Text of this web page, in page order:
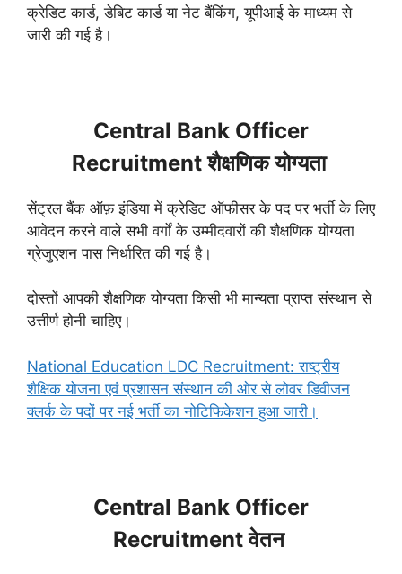
क्रेडिट कार्ड, डेबिट कार्ड या नेट बैंकिंग, यूपीआई के माध्यम से
जारी की गई है।
Central Bank Officer
Recruitment शैक्षणिक योग्यता
सेंट्रल बैंक ऑफ़ इंडिया में क्रेडिट ऑफीसर के पद पर भर्ती के लिए
आवेदन करने वाले सभी वर्गों के उम्मीदवारों की शैक्षणिक योग्यता
ग्रेजुएशन पास निर्धारित की गई है।
दोस्तों आपकी शैक्षणिक योग्यता किसी भी मान्यता प्राप्त संस्थान से
उत्तीर्ण होनी चाहिए।
National Education LDC Recruitment: राष्ट्रीय
शैक्षिक योजना एवं प्रशासन संस्थान की ओर से लोवर डिवीजन
क्लर्क के पदों पर नई भर्ती का नोटिफिकेशन हुआ जारी।
Central Bank Officer
Recruitment वेतन